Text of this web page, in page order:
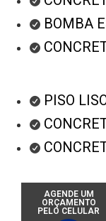
BOMBA
PISO
AGENDE UM
ORÇAMENTO
PELO CELULAR